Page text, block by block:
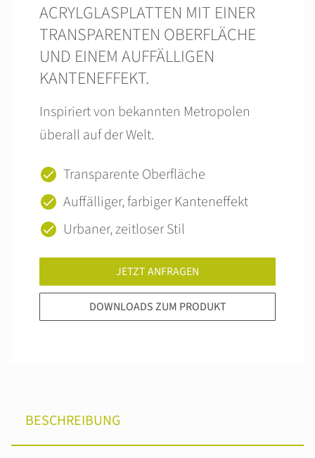
ACRYLGLASPLATTEN MIT EINER
TRANSPARENTEN OBERFLÄCHE
UND EINEM AUFFÄLLIGEN
KANTENEFFEKT.
Inspiriert von bekannten Metropolen
überall auf der Welt.
Transparente Oberfläche
Auffälliger, farbiger Kanteneffekt
Urbaner, zeitloser Stil
JETZT ANFRAGEN
DOWNLOADS ZUM PRODUKT
BESCHREIBUNG